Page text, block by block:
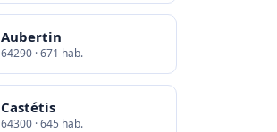
Aubertin
64290 · 671 hab.
Castétis
64300 · 645 hab.